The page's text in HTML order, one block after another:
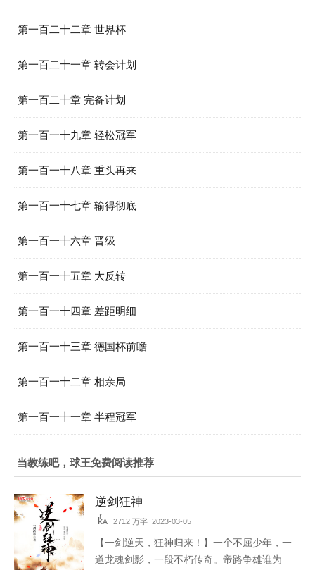
第一百二十二章 世界杯
第一百二十一章 转会计划
第一百二十章 完备计划
第一百一十九章 轻松冠军
第一百一十八章 重头再来
第一百一十七章 输得彻底
第一百一十六章 晋级
第一百一十五章 大反转
第一百一十四章 差距明细
第一百一十三章 德国杯前瞻
第一百一十二章 相亲局
第一百一十一章 半程冠军
当教练吧，球王免费阅读推荐
逆剑狂神
kͬѧ 2712 万字 2023-03-05
【一剑逆天，狂神归来！】一个不屈少年，一
道龙魂剑影，一段不朽传奇。帝路争雄谁为